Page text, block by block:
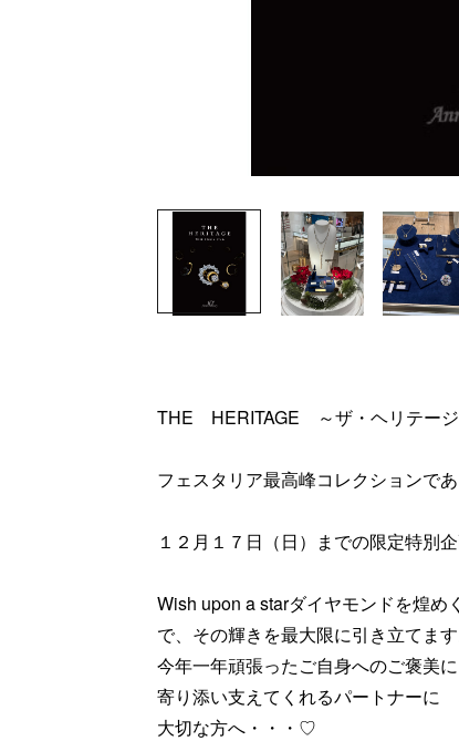
THE HERITAGE ～ザ・ヘリテージ
フェスタリア最高峰コレクション
１２月１７日（日）までの限定特別
Wish upon a starダイヤモンドを煌め
で、その輝きを最大限に引き立てます
今年一年頑張ったご自身へのご褒美に
寄り添い支えてくれるパートナーに
大切な方へ・・・♡